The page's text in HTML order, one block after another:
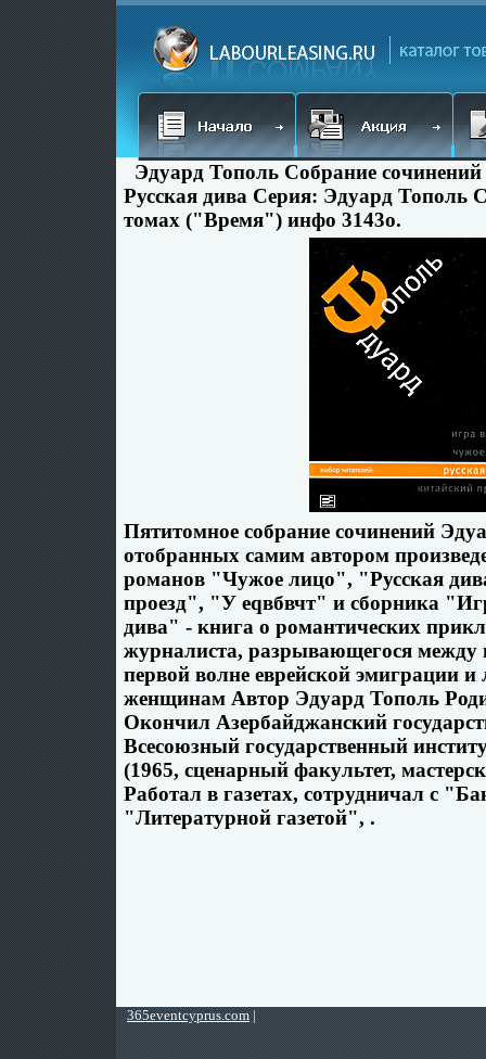
Эдуард Тополь Собрание
Русская дива Серия: Эдуард Тополь
томах ("Время") инфо 3143o.
Пятитомное собрание сочинений
отобранных самим автором
романов "Чужое лицо", "Русская
проезд", "У еqвбвчт" и сборника
дива" - книга о романтических
журналиста, разрывающегося между
первой волне еврейской эмиграции
женщинам Автор Эдуард Тополь
Окончил Азербайджанский
Всесоюзный государственный
(1965, сценарный факультет,
Работал в газетах, сотрудничал с
"Литературной газетой", .
365eventcyprus.com |